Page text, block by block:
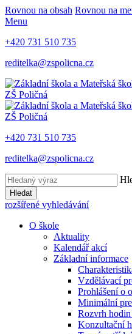
Rovnou na obsah Rovnou na
Menu
+420 731 510 735
reditelka@zspolicna.cz
ZŠ Poličná
ZŠ Poličná
+420 731 510 735
reditelka@zspolicna.cz
Hledat
rozšířené vyhledávání
O škole
Aktuality
Kalendář akcí
Základní informace
Vzdělávací
Prohlášení o
Minimální
Rozvrh
Konzultační